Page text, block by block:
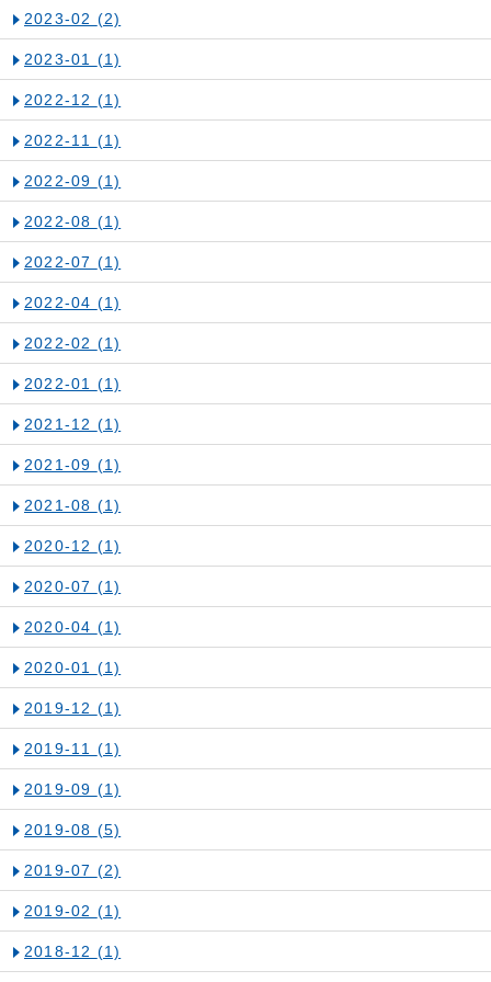
2023-02 (2)
2023-01 (1)
2022-12 (1)
2022-11 (1)
2022-09 (1)
2022-08 (1)
2022-07 (1)
2022-04 (1)
2022-02 (1)
2022-01 (1)
2021-12 (1)
2021-09 (1)
2021-08 (1)
2020-12 (1)
2020-07 (1)
2020-04 (1)
2020-01 (1)
2019-12 (1)
2019-11 (1)
2019-09 (1)
2019-08 (5)
2019-07 (2)
2019-02 (1)
2018-12 (1)